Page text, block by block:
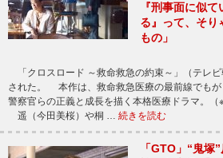
『刑事面に似
る』って、そり
もの」
「クロスロード ～救命救急の約束～」（テレ
された。 本作は、救命救急医療の最前線でもが
警察官らの正義と成長を描く本格医療ドラマ。（
遥（今田美桜）や桐 … 続きを読む
「GTO」“鬼塚